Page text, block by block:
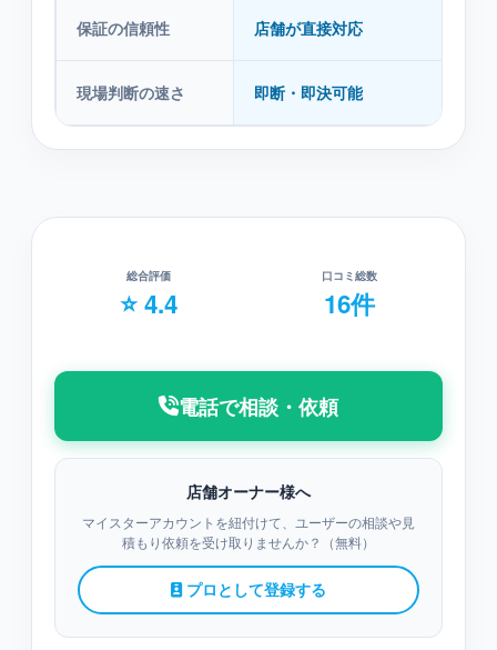
保証の信頼性 店舗が直接対応
現場判断の速さ 即断・即決可能
総合評価
⭐ 4.4
口コミ総数
16件
電話で相談・依頼
店舗オーナー様へ
マイスターアカウントを紐付けて、ユーザーの相談や見
積もり依頼を受け取りませんか？（無料）
プロとして登録する